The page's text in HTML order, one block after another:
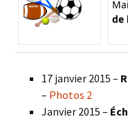
de
17 janvier 2015 –
– Photos 2
Janvier 2015 –